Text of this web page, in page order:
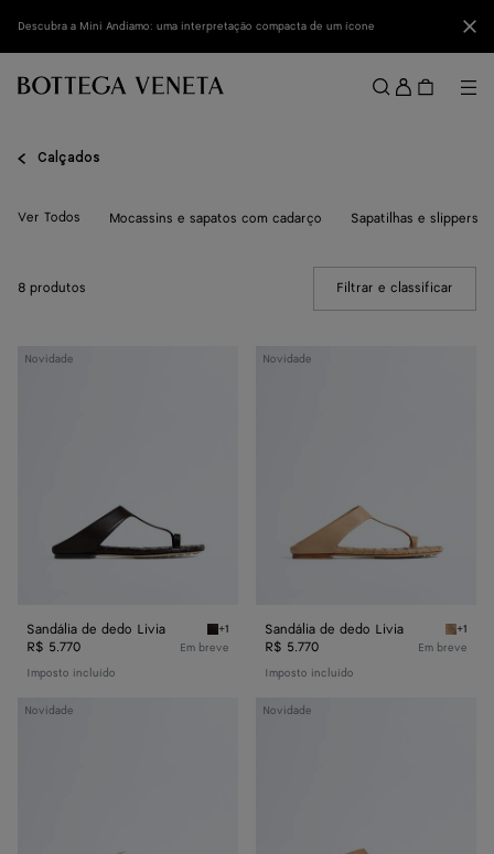
Descubra a Mini Andiamo: uma interpretação compacta de um ícone
Entrar
Calçados
Ver Todos Mocassins e sapatos com cadarço Sapatilhas e slippers
8 produtos Filtrar e classificar
Novidade
Sandália
Sandália de dedo Livia Espresso Sandália de dedo Livia
+1
R$ 5.770
Imposto incluído
Em breve
Novidade
Sandália
Sandália de dedo Livia Shore
+1
R$ 5.770
Imposto incluído
Em breve
Novidade
Sandália
Novidade
Sandália